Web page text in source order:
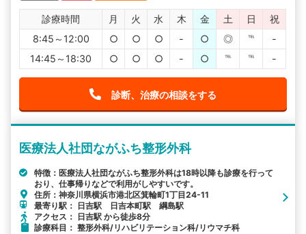
診療時間 月 火 水 木 金 土 日
祝
8:45～12:00
○ ○ ○ - ○ ◎ ℡
-
14:45～18:30
○ ○ ○ - ○ ℡ ℡ -
診断、治療の相談をする
医療法人社団ながふち整形外科
特徴：医療法人社団ながふち整形外科は18時以降も診療を行って
おり、仕事帰りなどで利用がしやすいです。
住所：神奈川県横浜市港北区箕輪町1丁目24-11
最寄り駅： 日吉駅 日吉本町駅 綱島駅
アクセス： 日吉駅 から徒歩8分
診療科目： 整形外科/リハビリテーション科/リウマチ科